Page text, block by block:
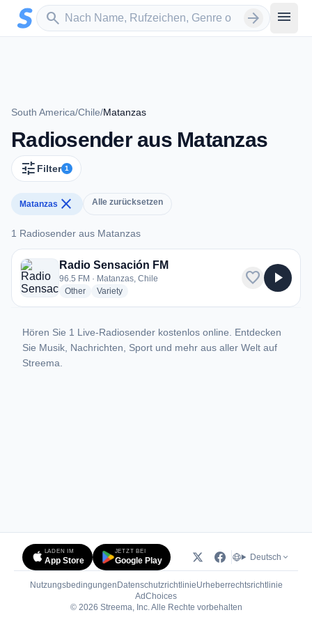
Zum Hauptinhalt springen
search
Sender suchen arrow_forward menu
South America/Chile/Matanzas
Radiosender aus Matanzas
tune Filter 1
Matanzas close Alle zurücksetzen
1 Radiosender aus Matanzas
1 Radiosender aus Matanzas
Radio Sensación FM
96.5 FM · Matanzas, Chile
Otherradio stations
Varietyradio stations
favorite play_arrow
Hören Sie 1 Live-Radiosender kostenlos online. Entdecken
Sie Musik, Nachrichten, Sport und mehr aus aller Welt auf
Streema.
LADEN IM
App Store
JETZT BEI
Google Play Deutsch
Nutzungsbedingungen DatenschutzrichtlinieUrheberrechtsrichtlinie
AdChoices(öffnet in neuem Tab)
© 2026 Streema, Inc. Alle Rechte vorbehalten